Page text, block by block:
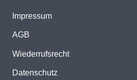
Impressum
AGB
Wiederrufsrecht
Datenschutz